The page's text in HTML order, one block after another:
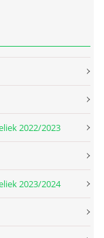
2022/2023
2023/2024